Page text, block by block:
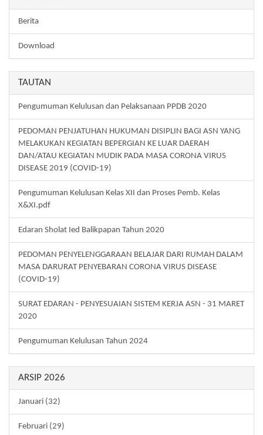
Berita
Download
TAUTAN
Pengumuman Kelulusan dan Pelaksanaan PPDB 2020
PEDOMAN PENJATUHAN HUKUMAN DISIPLIN BAGI ASN YANG
MELAKUKAN KEGIATAN BEPERGIAN KE LUAR DAERAH
DAN/ATAU KEGIATAN MUDIK PADA MASA CORONA VIRUS
DISEASE 2019 (COVID-19)
Pengumuman Kelulusan Kelas XII dan Proses Pemb. Kelas
X&XI.pdf
Edaran Sholat Ied Balikpapan Tahun 2020
PEDOMAN PENYELENGGARAAN BELAJAR DARI RUMAH DALAM
MASA DARURAT PENYEBARAN CORONA VIRUS DISEASE
(COVID-19)
SURAT EDARAN - PENYESUAIAN SISTEM KERJA ASN - 31 MARET
2020
Pengumuman Kelulusan Tahun 2024
ARSIP 2026
Januari (32)
Februari (29)